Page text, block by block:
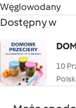
Węglowodany
Dostępny w
10